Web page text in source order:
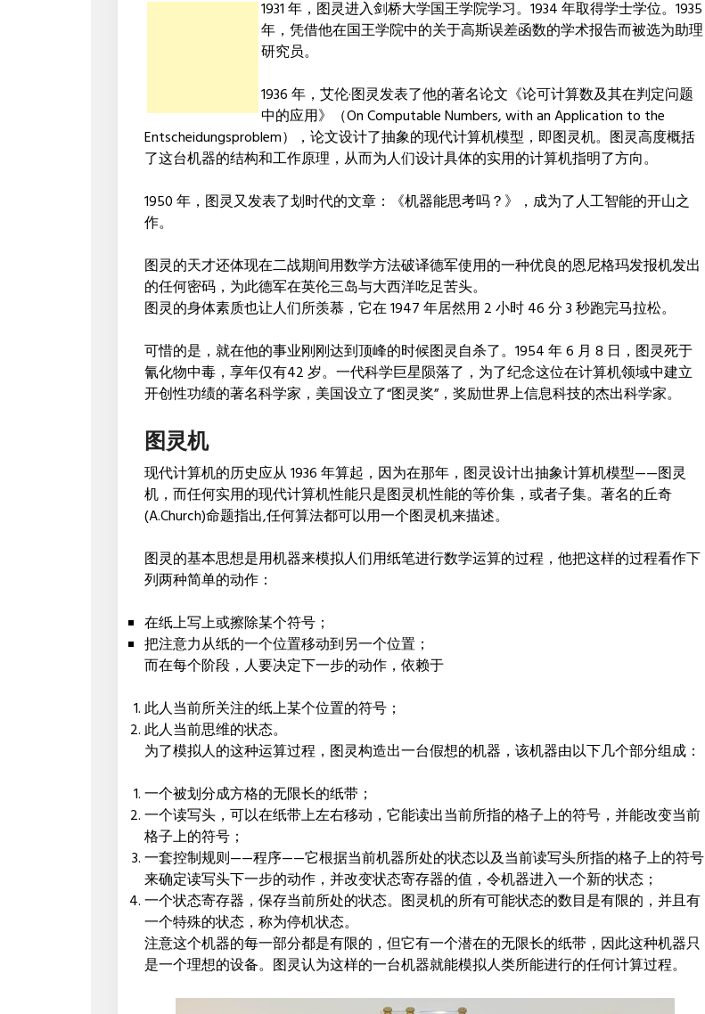
1931 年，图灵进入剑桥大学国王学院学习。1934 年取得学士学位。1935
年，凭借他在国王学院中的关于高斯误差函数的学术报告而被选为助理
研究员。
1936 年，艾伦·图灵发表了他的著名论文《论可计算数及其在判定问题
中的应用》（On Computable Numbers, with an Application to the
Entscheidungsproblem），论文设计了抽象的现代计算机模型，即图灵机。图灵高度概括
了这台机器的结构和工作原理，从而为人们设计具体的实用的计算机指明了方向。
1950 年，图灵又发表了划时代的文章：《机器能思考吗？》，成为了人工智能的开山之
作。
图灵的天才还体现在二战期间用数学方法破译德军使用的一种优良的恩尼格玛发报机发出
的任何密码，为此德军在英伦三岛与大西洋吃足苦头。
图灵的身体素质也让人们所羡慕，它在 1947 年居然用 2 小时 46 分 3 秒跑完马拉松。
可惜的是，就在他的事业刚刚达到顶峰的时候图灵自杀了。1954 年 6 月 8 日，图灵死于
氰化物中毒，享年仅有42 岁。一代科学巨星陨落了，为了纪念这位在计算机领域中建立
开创性功绩的著名科学家，美国设立了“图灵奖”，奖励世界上信息科技的杰出科学家。
图灵机
现代计算机的历史应从 1936 年算起，因为在那年，图灵设计出抽象计算机模型——图灵
机，而任何实用的现代计算机性能只是图灵机性能的等价集，或者子集。著名的丘奇
(A.Church)命题指出,任何算法都可以用一个图灵机来描述。
图灵的基本思想是用机器来模拟人们用纸笔进行数学运算的过程，他把这样的过程看作下
列两种简单的动作：
在纸上写上或擦除某个符号；
把注意力从纸的一个位置移动到另一个位置；
而在每个阶段，人要决定下一步的动作，依赖于
此人当前所关注的纸上某个位置的符号；
此人当前思维的状态。
为了模拟人的这种运算过程，图灵构造出一台假想的机器，该机器由以下几个部分组成：
一个被划分成方格的无限长的纸带；
一个读写头，可以在纸带上左右移动，它能读出当前所指的格子上的符号，并能改变当前
格子上的符号；
一套控制规则——程序——它根据当前机器所处的状态以及当前读写头所指的格子上的符号
来确定读写头下一步的动作，并改变状态寄存器的值，令机器进入一个新的状态；
一个状态寄存器，保存当前所处的状态。图灵机的所有可能状态的数目是有限的，并且有
一个特殊的状态，称为停机状态。
注意这个机器的每一部分都是有限的，但它有一个潜在的无限长的纸带，因此这种机器只
是一个理想的设备。图灵认为这样的一台机器就能模拟人类所能进行的任何计算过程。